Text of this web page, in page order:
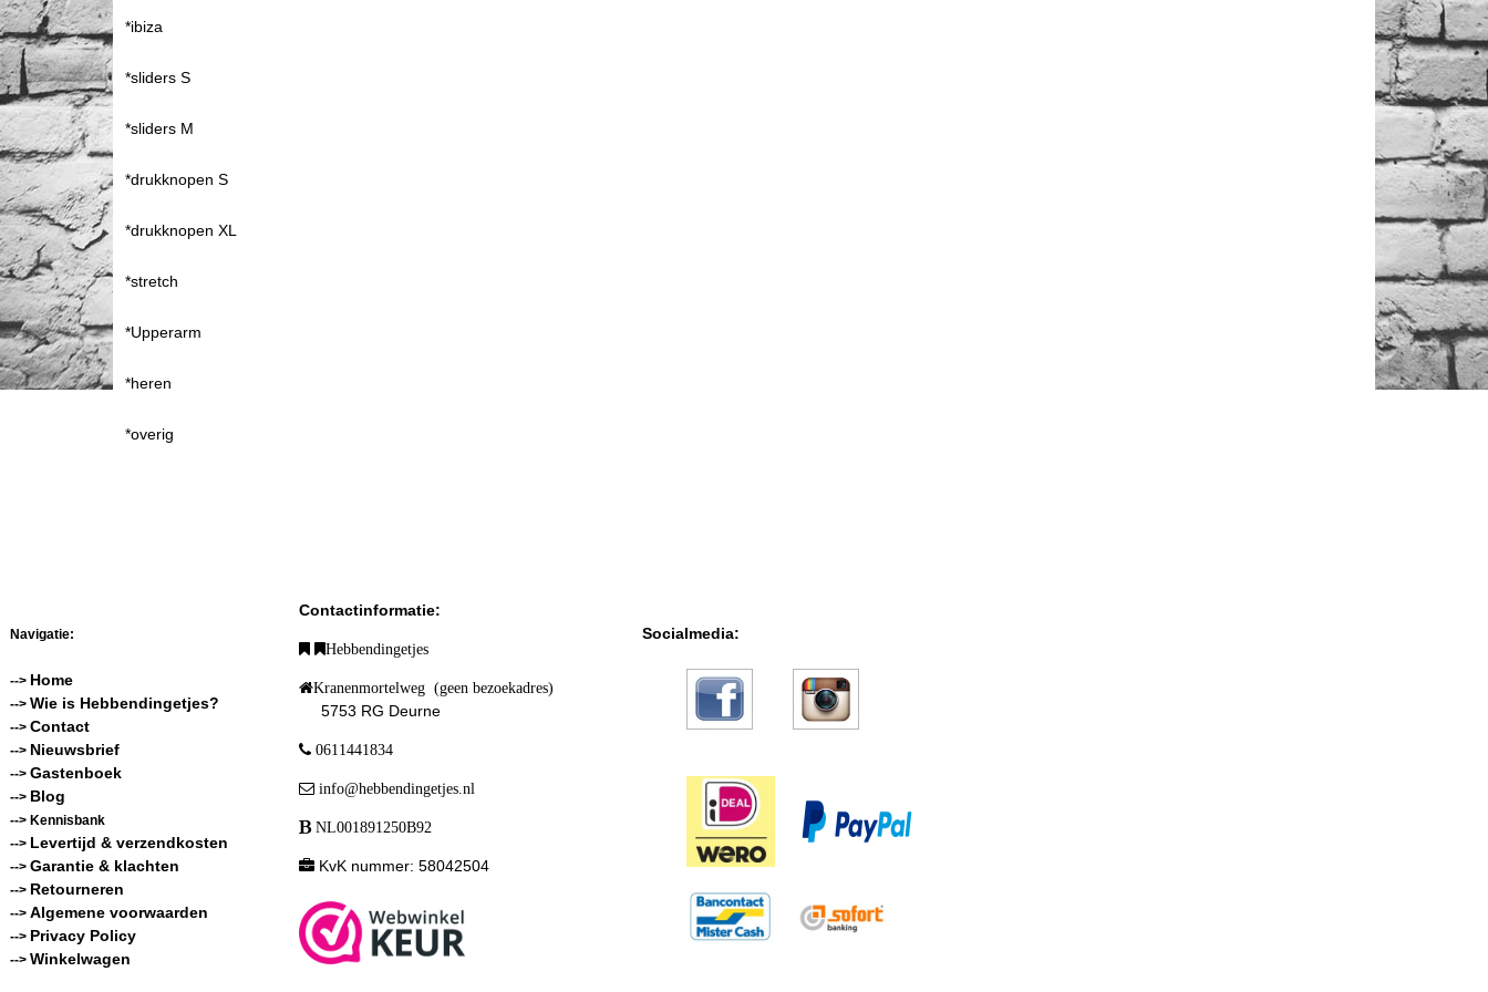
*ibiza
*sliders S
*sliders M
*drukknopen S
*drukknopen XL
*stretch
*Upperarm
*heren
*overig
Navigatie:
--> Home
--> Wie is Hebbendingetjes?
--> Contact
--> Nieuwsbrief
--> Gastenboek
--> Blog
--> Kennisbank
--> Levertijd & verzendkosten
--> Garantie & klachten
--> Retourneren
--> Algemene voorwaarden
--> Privacy Policy
--> Winkelwagen
Contactinformatie:
Hebbendingetjes
Kranenmortelweg (geen bezoekadres)
5753 RG Deurne
0611441834
info@hebbendingetjes.nl
NL001891250B92
KvK nummer: 58042504
Socialmedia: